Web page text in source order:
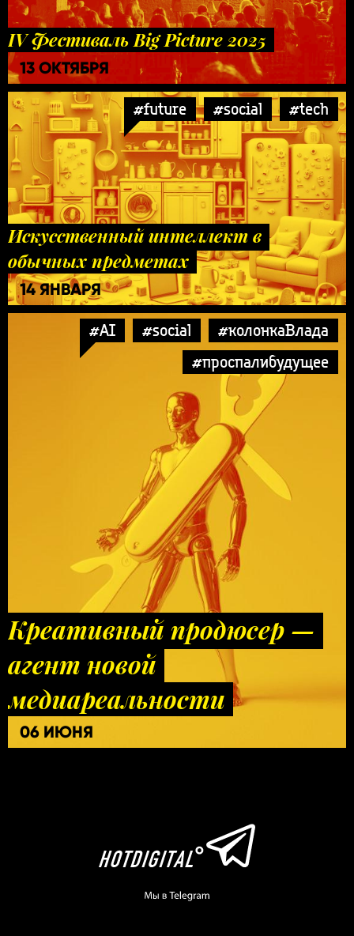
IV Фестиваль Big Picture 2025
13 ОКТЯБРЯ
#future #social #tech
Искусственный интеллект в
обычных предметах
14 ЯНВАРЯ
#AI #social
#колонкаВлада
#проспалибудущее
Креативный продюсер —
агент новой
медиареальности
06 ИЮНЯ